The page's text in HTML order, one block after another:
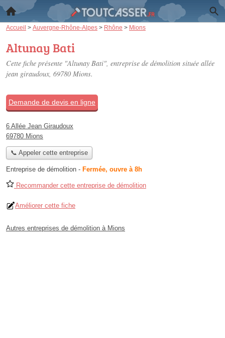
Accueil > Auvergne-Rhône-Alpes > Rhône > Mions
Altunay Bati
Cette fiche présente "Altunay Bati", entreprise de démolition située allée
jean giraudoux, 69780 Mions.
Demande de devis en ligne
6 Allée Jean Giraudoux
69780 Mions
📞 Appeler cette entreprise
Entreprise de démolition - Fermée, ouvre à 8h
Recommander cette entreprise de démolition
Améliorer cette fiche
Autres entreprises de démolition à Mions